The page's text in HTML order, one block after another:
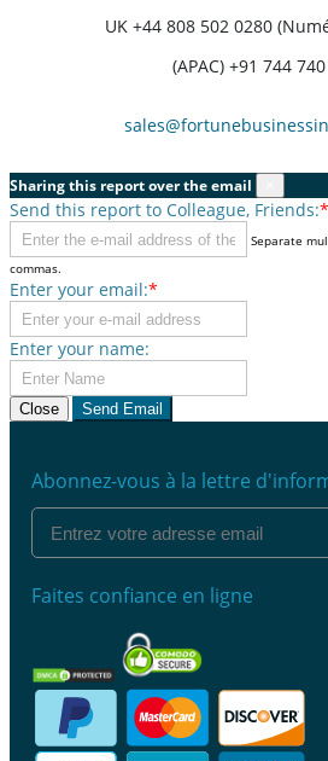
UK +44 808 502 0280
(APAC) +91 744
Sharing this report over the email
Send this report to Colleague, Friends:*
Separate
commas.
Enter your email:*
Enter your name:
Close Send Email
Abonnez-vous à la lettre
Faites confiance en ligne